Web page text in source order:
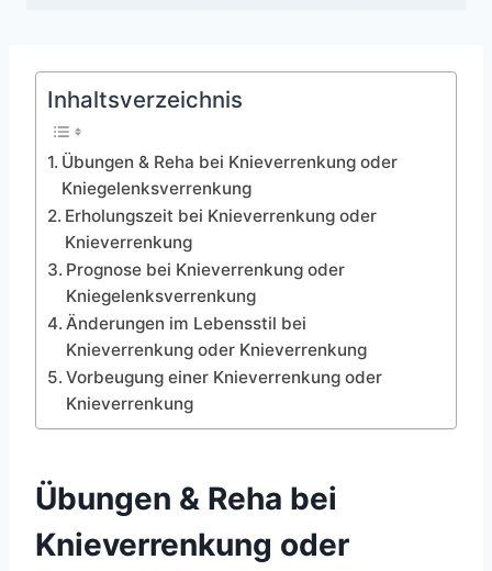
Inhaltsverzeichnis
Übungen & Reha bei Knieverrenkung oder
Kniegelenksverrenkung
Erholungszeit bei Knieverrenkung oder
Knieverrenkung
Prognose bei Knieverrenkung oder
Kniegelenksverrenkung
Änderungen im Lebensstil bei
Knieverrenkung oder Knieverrenkung
Vorbeugung einer Knieverrenkung oder
Knieverrenkung
Übungen & Reha bei
Knieverrenkung oder